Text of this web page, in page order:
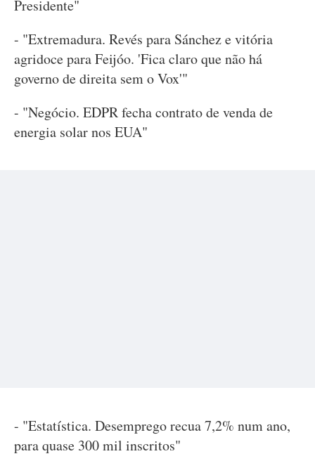
Presidente"
- "Extremadura. Revés para Sánchez e vitória
agridoce para Feijóo. 'Fica claro que não há
governo de direita sem o Vox'"
- "Negócio. EDPR fecha contrato de venda de
energia solar nos EUA"
- "Estatística. Desemprego recua 7,2% num ano,
para quase 300 mil inscritos"